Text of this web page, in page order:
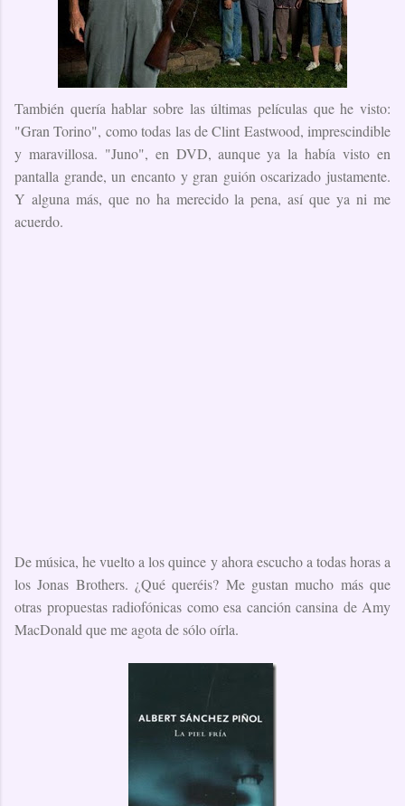
También quería hablar sobre las últimas películas que he visto:
"Gran Torino", como todas las de Clint Eastwood, imprescindible
y maravillosa. "Juno", en DVD, aunque ya la había visto en
pantalla grande, un encanto y gran guión oscarizado justamente.
Y alguna más, que no ha merecido la pena, así que ya ni me
acuerdo.
De música, he vuelto a los quince y ahora escucho a todas horas a
los Jonas Brothers. ¿Qué queréis? Me gustan mucho más que
otras propuestas radiofónicas como esa canción cansina de Amy
MacDonald que me agota de sólo oírla.